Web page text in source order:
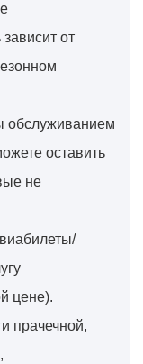
от
обслуживанием
оставить
не
цене).
прачечной,